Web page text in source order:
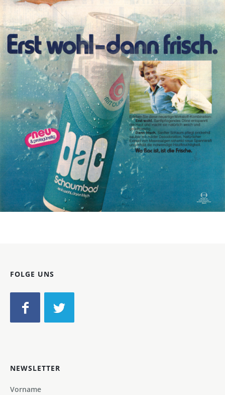
Bac Henkel Central Eastern Europe GmbH 1974
Bild-ID: 1783
FOLGE UNS
NEWSLETTER
Vorname